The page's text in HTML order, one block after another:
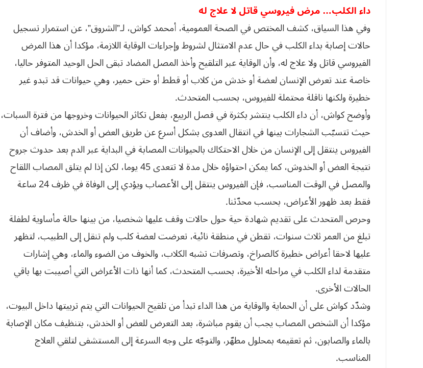
داء الكلب… مرض فيروسي قاتل لا علاج له
وفي هذا السياق، كشف المختص في الصحة العمومية، أمحمد كواش، لـ”الشروق”، عن استمرار تسجيل
حالات إصابة بداء الكلب في حال عدم الامتثال لشروط وإجراءات الوقاية اللازمة، مؤكدا أن هذا المرض
الفيروسي قاتل ولا علاج له، وأن الوقاية عبر التلقيح وأخذ المصل المضاد تبقى الحل الوحيد المتوفر حاليا،
خاصة عند تعرض الإنسان لعضة أو خدش من كلاب أو قطط أو حتى حمير، وهي حيوانات قد تبدو غير
خطيرة ولكنها ناقلة محتملة للفيروس، بحسب المتحدث.
وأوضح كواش، أن داء الكلب ينتشر بكثرة في فصل الربيع، بفعل تكاثر الحيوانات وخروجها من فترة السبات،
حيث تتسبّب الشجارات بينها في انتقال العدوى بشكل أسرع عن طريق العض أو الخدش، وأضاف أن
الفيروس ينتقل إلى الإنسان من خلال الاحتكاك بالحيوانات المصابة في البداية عبر الدم بعد حدوث جروح
نتيجة العض أو الخدوش، كما يمكن احتواؤه خلال مدة لا تتعدى 45 يوما، لكن إذا لم يتلق المصاب اللقاح
والمصل في الوقت المناسب، فإن الفيروس ينتقل إلى الأعصاب ويؤدي إلى الوفاة في ظرف 24 ساعة
فقط بعد ظهور الأعراض، بحسب محدّثنا.
وحرص المتحدث على تقديم شهادة حية حول حالات وقف عليها شخصيا، من بينها حالة مأساوية لطفلة
تبلغ من العمر ثلاث سنوات، تقطن في منطقة نائية، تعرضت لعضة كلب ولم تنقل إلى الطبيب، لتظهر
عليها لاحقا أعراض خطيرة كالصراخ، وتصرفات تشبه الكلاب، والخوف من الضوء والماء، وهي إشارات
متقدمة لداء الكلب في مراحله الأخيرة، بحسب المتحدث، كما أنها ذات الأعراض التي أصيبت بها باقي
الحالات الأخرى.
وشدّد كواش على أن الحماية والوقاية من هذا الداء تبدأ من تلقيح الحيوانات التي يتم تربيتها داخل البيوت،
مؤكدا أن الشخص المصاب يجب أن يقوم مباشرة، بعد التعرض للعض أو الخدش، بتنظيف مكان الإصابة
بالماء والصابون، ثم تعقيمه بمحلول مطهّر، والتوجّه على وجه السرعة إلى المستشفى لتلقي العلاج
المناسب.